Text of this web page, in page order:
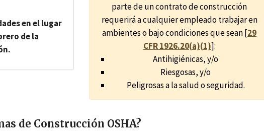
en el lugar
de la
parte de un contrato de construcción
requerirá a cualquier empleado trabajar en
ambientes o bajo condiciones que sean [29
CFR 1926.20(a)(1)]:
Antihigiénicas, y/o
Riesgosas, y/o
Peligrosas a la salud o seguridad.
de Construcción OSHA?